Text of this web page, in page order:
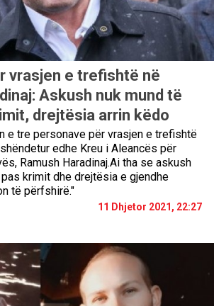
vrasjen e trefishtë në
Askush nuk mund të
drejtësia arrin këdo
e tre personave për vrasjen e trefishtë
edhe Kreu i Aleancës për
Ramush Haradinaj.Ai tha se askush
krimit dhe drejtësia e gjendhe
të përfshirë."
11 Dhjetor 2021, 22:27